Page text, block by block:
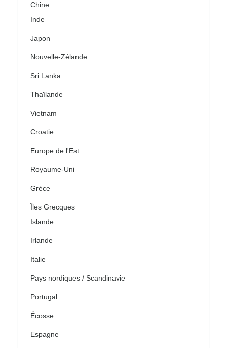
Chine
Inde
Japon
Nouvelle-Zélande
Sri Lanka
Thaïlande
Vietnam
Croatie
Europe de l'Est
Royaume-Uni
Grèce
Îles Grecques
Islande
Irlande
Italie
Pays nordiques / Scandinavie
Portugal
Écosse
Espagne